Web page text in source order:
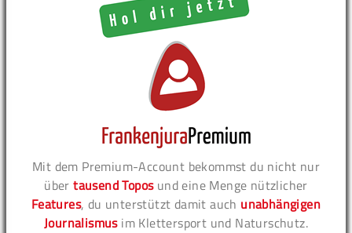
Mit dem Premium-Account bekommst du nicht nur
übertausend Toposund eine Menge nützlicher
Features, du unterstützt damit auch unabhängigen
Journalismusim Klettersport und Naturschutz.